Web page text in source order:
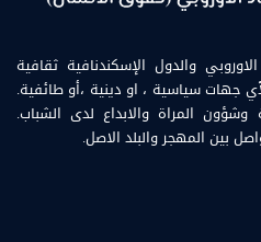
والدول الإسكندنافية ثقافية
جهات سياسية ، او دينية ،أو طائفية.
المراة والابداع لدى الشباب.
بين المهجر والبلد الاصل.